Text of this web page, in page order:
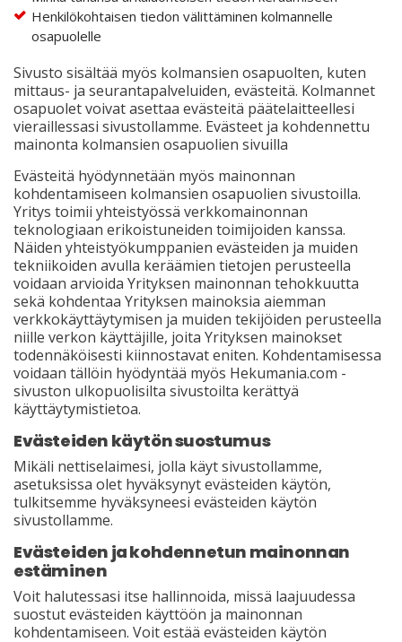
Henkilökohtaisen tiedon välittäminen kolmannelle
osapuolelle
Sivusto sisältää myös kolmansien osapuolten, kuten
mittaus- ja seurantapalveluiden, evästeitä. Kolmannet
osapuolet voivat asettaa evästeitä päätelaitteellesi
vieraillessasi sivustollamme. Evästeet ja kohdennettu
mainonta kolmansien osapuolien sivuilla
Evästeitä hyödynnetään myös mainonnan
kohdentamiseen kolmansien osapuolien sivustoilla.
Yritys toimii yhteistyössä verkkomainonnan
teknologiaan erikoistuneiden toimijoiden kanssa.
Näiden yhteistyökumppanien evästeiden ja muiden
tekniikoiden avulla keräämien tietojen perusteella
voidaan arvioida Yrityksen mainonnan tehokkuutta
sekä kohdentaa Yrityksen mainoksia aiemman
verkkokäyttäytymisen ja muiden tekijöiden perusteella
niille verkon käyttäjille, joita Yrityksen mainokset
todennäköisesti kiinnostavat eniten. Kohdentamisessa
voidaan tällöin hyödyntää myös Hekumania.com -
sivuston ulkopuolisilta sivustoilta kerättyä
käyttäytymistietoa.
Evästeiden käytön suostumus
Mikäli nettiselaimesi, jolla käyt sivustollamme,
asetuksissa olet hyväksynyt evästeiden käytön,
tulkitsemme hyväksyneesi evästeiden käytön
sivustollamme.
Evästeiden ja kohdennetun mainonnan
estäminen
Voit halutessasi itse hallinnoida, missä laajuudessa
suostut evästeiden käyttöön ja mainonnan
kohdentamiseen. Voit estää evästeiden käytön